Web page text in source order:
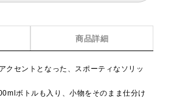
商品詳細
クセントとなった、スポーティなソリッ
ボトルも入り、小物をそのまま仕分け